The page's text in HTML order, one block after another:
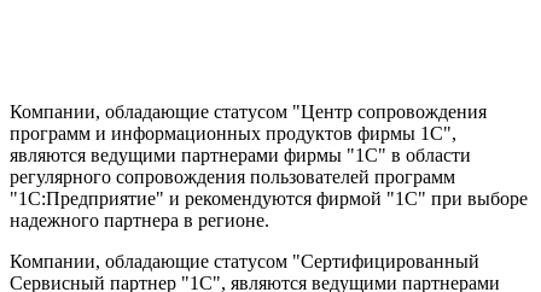
Компании, обладающие статусом "Центр сопровождения
программ и информационных продуктов фирмы 1С",
являются ведущими партнерами фирмы "1С" в области
регулярного сопровождения пользователей программ
"1С:Предприятие" и рекомендуются фирмой "1С" при выборе
надежного партнера в регионе.
Компании, обладающие статусом "Сертифицированный
Сервисный партнер "1С", являются ведущими партнерами